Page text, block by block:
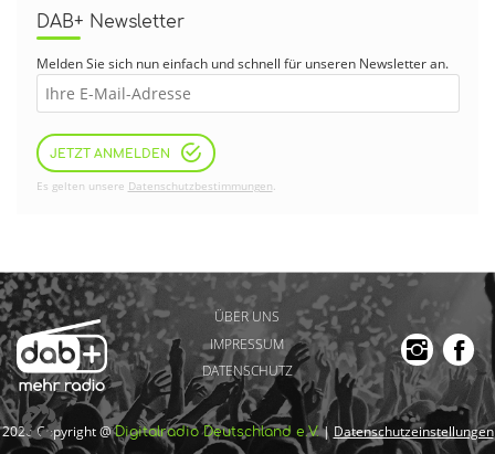
DAB+ Newsletter
Melden Sie sich nun einfach und schnell für unseren Newsletter an.
JETZT ANMELDEN
Es gelten unsere Datenschutzbestimmungen.
ÜBER UNS
IMPRESSUM
DATENSCHUTZ
2026 Copyright @Digitalradio Deutschland e.V.| Datenschutzeinstellungen